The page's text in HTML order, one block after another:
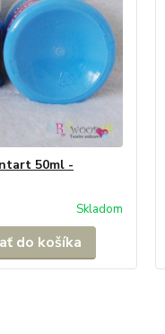
50ml -
Skladom
do košíka